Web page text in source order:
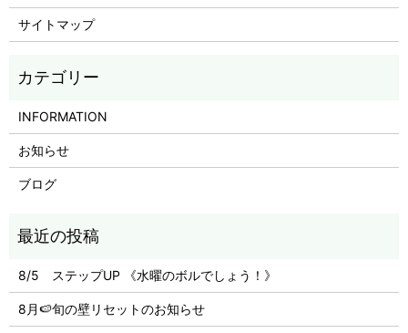
サイトマップ
INFORMATION
お知らせ
ブログ
8/5 ステップUP 《水曜のボルでしょう！》
8月🍉旬の壁リセットのお知らせ